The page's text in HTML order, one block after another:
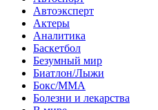
Автоэксперт
Актеры
Аналитика
Баскетбол
Безумный мир
Биатлон/Лыжи
Бокс/MMA
Болезни и лекарства